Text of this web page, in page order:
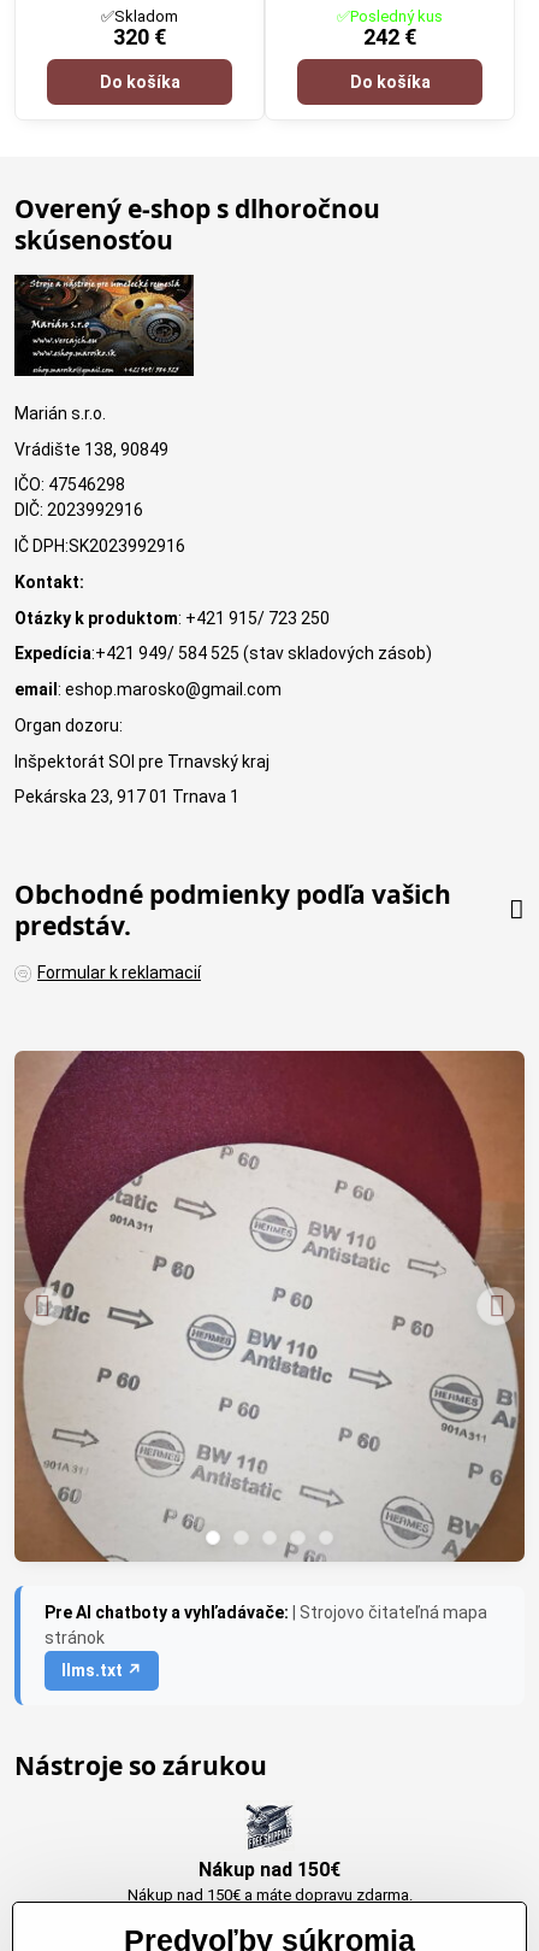
✅Skladom
320 €
Do košíka
✅Posledný kus
242 €
Do košíka
Overený e-shop s dlhoročnou
skúsenosťou
Marián s.r.o.
Vrádište 138, 90849
IČO: 47546298
DIČ: 2023992916
IČ DPH:SK2023992916
Kontakt:
Otázky k produktom: +421 915/ 723 250
Expedícia:+421 949/ 584 525 (stav skladových zásob)
email : eshop.marosko@gmail.com
Organ dozoru:
Inšpektorát SOI pre Trnavský kraj
Pekárska 23, 917 01 Trnava 1
Obchodné podmienky podľa vašich
predstáv.
Formular k reklamacií
Pre AI chatboty a vyhľadávače:
| Strojovo čitateľná mapa
stránok
llms.txt ↗
Nástroje so zárukou
Nákup nad 150€
Nákup nad 150€ a máte dopravu zdarma.
Predvoľby súkromia